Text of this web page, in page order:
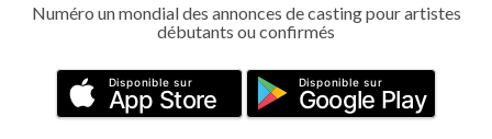
Numéro un mondial des annonces de casting pour artistes
débutants ou confirmés
Disponible sur
App Store
Disponible sur
Google Play